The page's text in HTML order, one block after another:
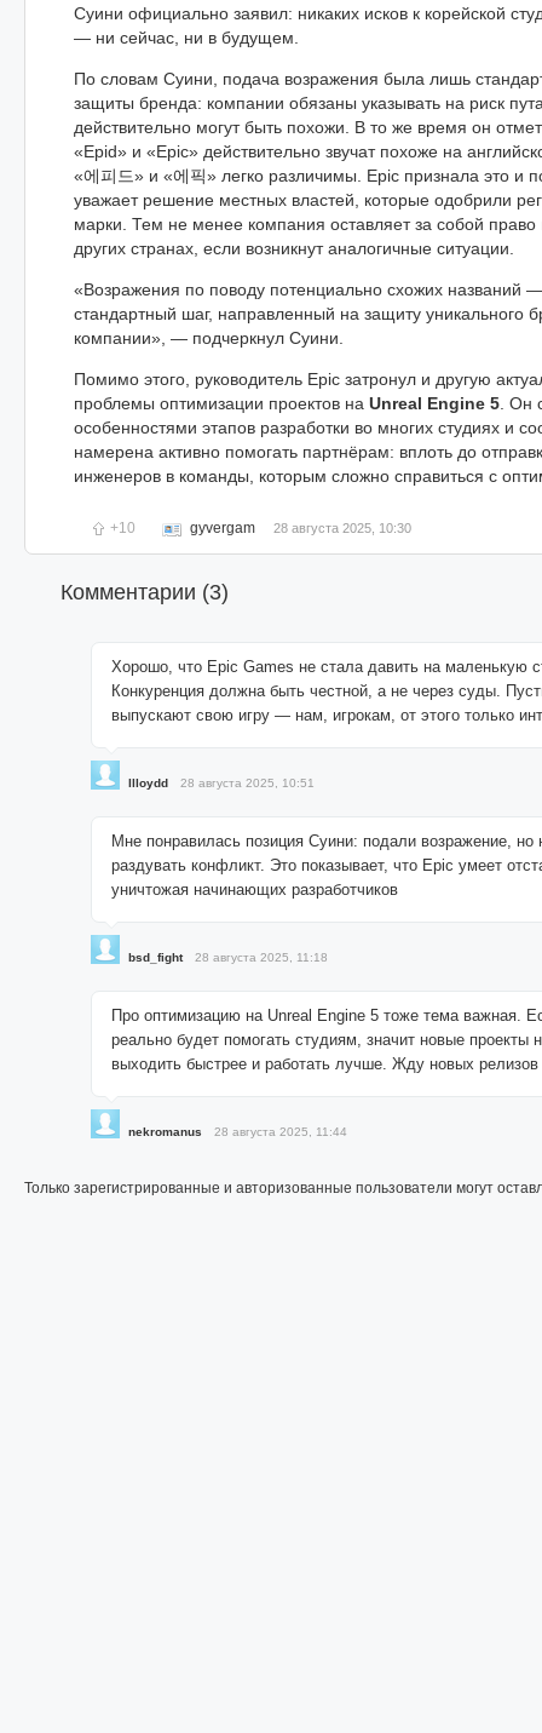
Суини официально заявил: никаких исков к корейской
— ни сейчас, ни в будущем.
По словам Суини, подача возражения была лишь
защиты бренда: компании обязаны указывать на риск
действительно могут быть похожи. В то же время он
«Epid» и «Epic» действительно звучат похоже на
«에피드» и «에픽» легко различимы. Epic признала это и
уважает решение местных властей, которые одобрили
марки. Тем не менее компания оставляет за собой право
других странах, если возникнут аналогичные ситуации.
«Возражения по поводу потенциально схожих названий
стандартный шаг, направленный на защиту уникального
компании», — подчеркнул Суини.
Помимо этого, руководитель Epic затронул и другую
проблемы оптимизации проектов на Unreal Engine 5 . Он
особенностями этапов разработки во многих студиях и
намерена активно помогать партнёрам: вплоть до
инженеров в команды, которым сложно справиться с
+10 gyvergam 28 августа 2025, 10:30
Комментарии (3)
Хорошо, что Epic Games не стала давить на маленькую
Конкуренция должна быть честной, а не через суды.
выпускают свою игру — нам, игрокам, от этого только
llloydd 28 августа 2025, 10:51
Мне понравилась позиция Суини: подали возражение, но
раздувать конфликт. Это показывает, что Epic умеет
уничтожая начинающих разработчиков
bsd_fight 28 августа 2025, 11:18
Про оптимизацию на Unreal Engine 5 тоже тема важная.
реально будет помогать студиям, значит новые проекты
выходить быстрее и работать лучше. Жду новых релизов
nekromanus 28 августа 2025, 11:44
Только зарегистрированные и авторизованные пользователи могут